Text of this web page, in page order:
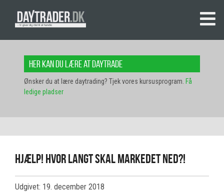
Her kan du lære at daytrade
Ønsker du at lære daytrading? Tjek vores kursusprogram. Få
ledige pladser
Hjælp! Hvor langt skal markedet ned?!
Udgivet: 19. december 2018